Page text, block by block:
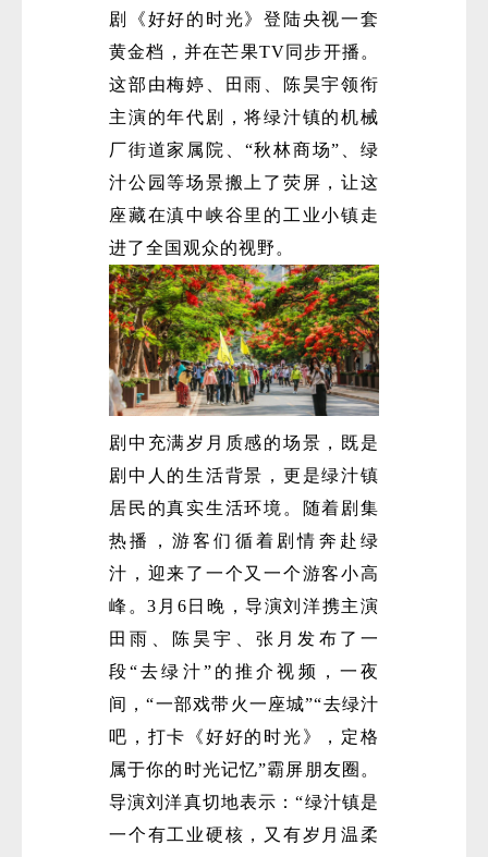
剧《好好的时光》登陆央视一套
黄金档，并在芒果TV同步开播。
这部由梅婷、田雨、陈昊宇领衔
主演的年代剧，将绿汁镇的机械
厂街道家属院、“秋林商场”、绿
汁公园等场景搬上了荧屏，让这
座藏在滇中峡谷里的工业小镇走
进了全国观众的视野。
剧中充满岁月质感的场景，既是
剧中人的生活背景，更是绿汁镇
居民的真实生活环境。随着剧集
热播，游客们循着剧情奔赴绿
汁，迎来了一个又一个游客小高
峰。3月6日晚，导演刘洋携主演
田雨、陈昊宇、张月发布了一
段“去绿汁”的推介视频，一夜
间，“一部戏带火一座城”“去绿汁
吧，打卡《好好的时光》，定格
属于你的时光记忆”霸屏朋友圈。
导演刘洋真切地表示：“绿汁镇是
一个有工业硬核，又有岁月温柔